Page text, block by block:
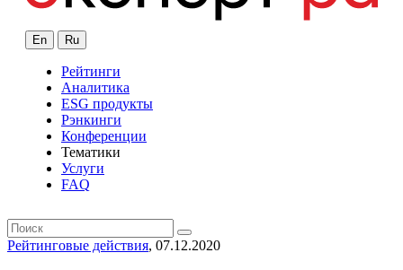
En Ru
Рейтинги
Аналитика
ESG продукты
Рэнкинги
Конференции
Тематики
Услуги
FAQ
Рейтинговые действия, 07.12.2020